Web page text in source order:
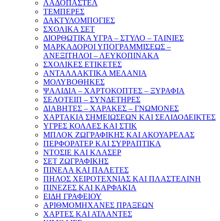
ΛΑΔΟΠΑΣΤΕΛ
ΤΕΜΠΕΡΕΣ
ΔΑΚΤΥΛΟΜΠΟΓΙΕΣ
ΣΧΟΛΙΚΑ ΣΕΤ
ΔΙΟΡΘΩΤΙΚΑ ΥΓΡΑ – ΣΤΥΛΟ – ΤΑΙΝΙΕΣ
ΜΑΡΚΑΔΟΡΟΙ ΥΠΟΓΡΑΜΜΙΣΕΩΣ –
ΑΝΕΞΙΤΗΛΟΙ – ΛΕΥΚΟΠΙΝΑΚΑ
ΣΧΟΛΙΚΕΣ ΕΤΙΚΕΤΕΣ
ΑΝΤΑΛΛΑΚΤΙΚΑ ΜΕΛΑΝΙΑ
ΜΟΛΥΒΟΘΗΚΕΣ
ΨΑΛΙΔΙΑ – ΧΑΡΤΟΚΟΠΤΕΣ – ΞΥΡΑΦΙΑ
ΣΕΛΟΤΕΙΠ – ΣΥΝΔΕΤΗΡΕΣ
ΔΙΑΒΗΤΕΣ – ΧΑΡΑΚΕΣ – ΓΝΩΜΟΝΕΣ
ΧΑΡΤΑΚΙΑ ΣΗΜΕΙΩΣΕΩΝ ΚΑΙ ΣΕΛΙΔΟΔΕΙΚΤΕΣ
ΥΓΡΕΣ ΚΟΛΛΕΣ ΚΑΙ ΣΤΙΚ
ΜΠΛΟΚ ΖΩΓΡΑΦΙΚΗΣ ΚΑΙ ΑΚΟΥΑΡΕΛΑΣ
ΠΕΡΦΟΡΑΤΕΡ ΚΑΙ ΣΥΡΡΑΠΤΙΚΑ
ΝΤΟΣΙΕ ΚΑΙ ΚΛΑΣΕΡ
ΣΕΤ ΖΩΓΡΑΦΙΚΗΣ
ΠΙΝΕΛΑ ΚΑΙ ΠΑΛΕΤΕΣ
ΠΗΛΟΣ ΧΕΙΡΟΤΕΧΝΙΑΣ ΚΑΙ ΠΛΑΣΤΕΛΙΝΗ
ΠΙΝΕΖΕΣ ΚΑΙ ΚΑΡΦΑΚΙΑ
ΕΙΔΗ ΓΡΑΦΕΙΟΥ
ΑΡΙΘΜΟΜΗΧΑΝΕΣ ΠΡΑΞΕΩΝ
ΧΑΡΤΕΣ ΚΑΙ ΑΤΛΑΝΤΕΣ